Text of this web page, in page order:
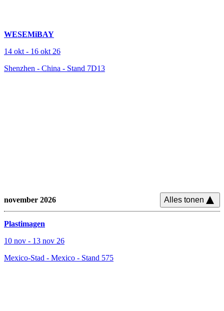
WESEMiBAY
14 okt - 16 okt 26
Shenzhen - China - Stand 7D13
november 2026 Alles tonen
Plastimagen
10 nov - 13 nov 26
Mexico-Stad - Mexico - Stand 575